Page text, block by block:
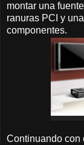
montar una
ranuras PCI y
componentes.
Continuando con